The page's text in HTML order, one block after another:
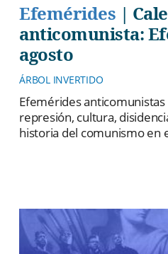
Efemérides |
anticomunista:
agosto
ÁRBOL INVERTIDO
Efemérides anticomunistas
represión, cultura,
historia del comunismo en